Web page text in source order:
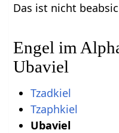
Das ist nicht
Engel im
Ubaviel
Tzadkiel
Tzaphkiel
Ubaviel